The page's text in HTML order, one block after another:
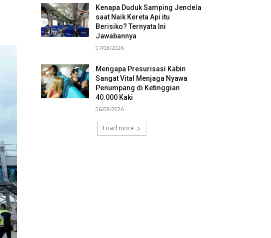
Kenapa Duduk Samping Jendela
saat Naik Kereta Api itu
Berisiko? Ternyata Ini
Jawabannya
07/08/2026
Mengapa Presurisasi Kabin
Sangat Vital Menjaga Nyawa
Penumpang di Ketinggian
40.000 Kaki
06/08/2026
Load more